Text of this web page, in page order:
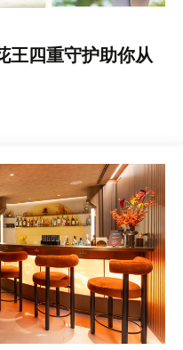
王四重守护助你从